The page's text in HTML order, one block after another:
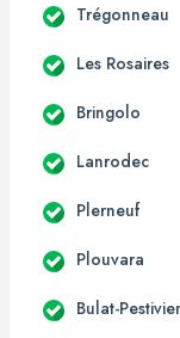
Trégonneau
Les Rosaires
Bringolo
Lanrodec
Plerneuf
Plouvara
Bulat-